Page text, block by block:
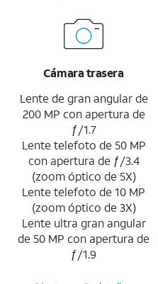
Cámara trasera
Lente de gran angular de
200 MP con apertura de
ƒ/1.7
Lente telefoto de 50 MP
con apertura de ƒ/3.4
(zoom óptico de 5X)
Lente telefoto de 10 MP
(zoom óptico de 3X)
Lente ultra gran angular
de 50 MP con apertura de
ƒ/1.9